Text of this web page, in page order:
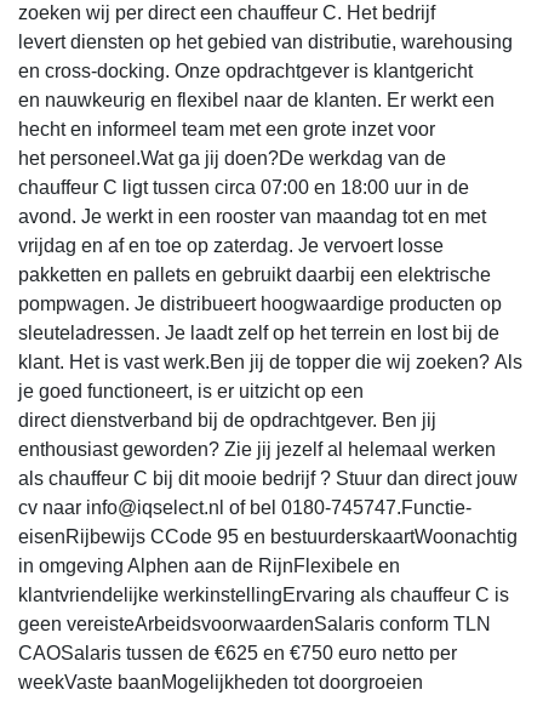
zoeken wij per direct een chauffeur C. Het bedrijf
levert diensten op het gebied van distributie, warehousing
en cross-docking. Onze opdrachtgever is klantgericht
en nauwkeurig en flexibel naar de klanten. Er werkt een
hecht en informeel team met een grote inzet voor
het personeel.Wat ga jij doen?De werkdag van de
chauffeur C ligt tussen circa 07:00 en 18:00 uur in de
avond. Je werkt in een rooster van maandag tot en met
vrijdag en af en toe op zaterdag. Je vervoert losse
pakketten en pallets en gebruikt daarbij een elektrische
pompwagen. Je distribueert hoogwaardige producten op
sleuteladressen. Je laadt zelf op het terrein en lost bij de
klant. Het is vast werk.Ben jij de topper die wij zoeken? Als
je goed functioneert, is er uitzicht op een
direct dienstverband bij de opdrachtgever. Ben jij
enthousiast geworden? Zie jij jezelf al helemaal werken
als chauffeur C bij dit mooie bedrijf ? Stuur dan direct jouw
cv naar info@iqselect.nl of bel 0180-745747.Functie-
eisenRijbewijs CCode 95 en bestuurderskaartWoonachtig
in omgeving Alphen aan de RijnFlexibele en
klantvriendelijke werkinstellingErvaring als chauffeur C is
geen vereisteArbeidsvoorwaardenSalaris conform TLN
CAOSalaris tussen de €625 en €750 euro netto per
weekVaste baanMogelijkheden tot doorgroeien